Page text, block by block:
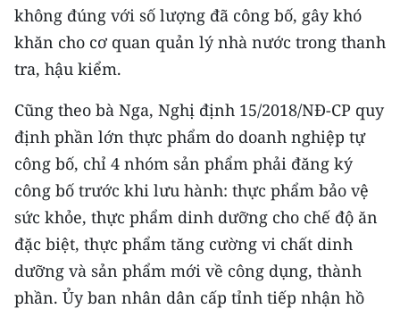
Media Giáo dục
Media Y tế
Media Khoa học - Công nghệ
Media Môi trường
Ảnh
Infographic
TIN MỚI
không đúng với số lượng đã công bố, gây khó
khăn cho cơ quan quản lý nhà nước trong thanh
tra, hậu kiểm.
Cũng theo bà Nga, Nghị định 15/2018/NĐ-CP quy
định phần lớn thực phẩm do doanh nghiệp tự
công bố, chỉ 4 nhóm sản phẩm phải đăng ký
công bố trước khi lưu hành: thực phẩm bảo vệ
sức khỏe, thực phẩm dinh dưỡng cho chế độ ăn
đặc biệt, thực phẩm tăng cường vi chất dinh
dưỡng và sản phẩm mới về công dụng, thành
phần. Ủy ban nhân dân cấp tỉnh tiếp nhận hồ